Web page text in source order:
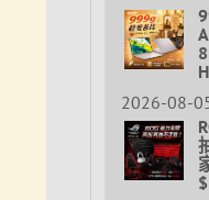
2026-08-